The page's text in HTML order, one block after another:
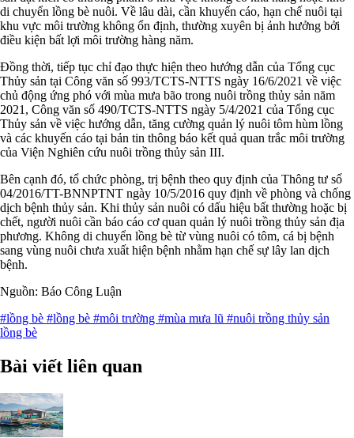
di chuyển lồng bè nuôi. Về lâu dài, cần khuyến cáo, hạn chế nuôi tại
khu vực môi trường không ổn định, thường xuyên bị ảnh hưởng bởi
điều kiện bất lợi môi trường hàng năm.
Đồng thời, tiếp tục chỉ đạo thực hiện theo hướng dẫn của Tổng cục
Thủy sản tại Công văn số 993/TCTS-NTTS ngày 16/6/2021 về việc
chủ động ứng phó với mùa mưa bão trong nuôi trồng thủy sản năm
2021, Công văn số 490/TCTS-NTTS ngày 5/4/2021 của Tổng cục
Thủy sản về việc hướng dẫn, tăng cường quản lý nuôi tôm hùm lồng
và các khuyến cáo tại bản tin thông báo kết quả quan trắc môi trường
của Viện Nghiên cứu nuôi trồng thủy sản III.
Bên cạnh đó, tổ chức phòng, trị bệnh theo quy định của Thông tư số
04/2016/TT-BNNPTNT ngày 10/5/2016 quy định về phòng và chống
dịch bệnh thủy sản. Khi thủy sản nuôi có dấu hiệu bất thường hoặc bị
chết, người nuôi cần báo cáo cơ quan quản lý nuôi trồng thủy sản địa
phương. Không di chuyển lồng bè từ vùng nuôi có tôm, cá bị bệnh
sang vùng nuôi chưa xuất hiện bệnh nhằm hạn chế sự lây lan dịch
bệnh.
Nguồn: Báo Công Luận
#lồng bè #lồng bè #môi trường #mùa mưa lũ #nuôi trồng thủy sản
lồng bè
Bài viết liên quan